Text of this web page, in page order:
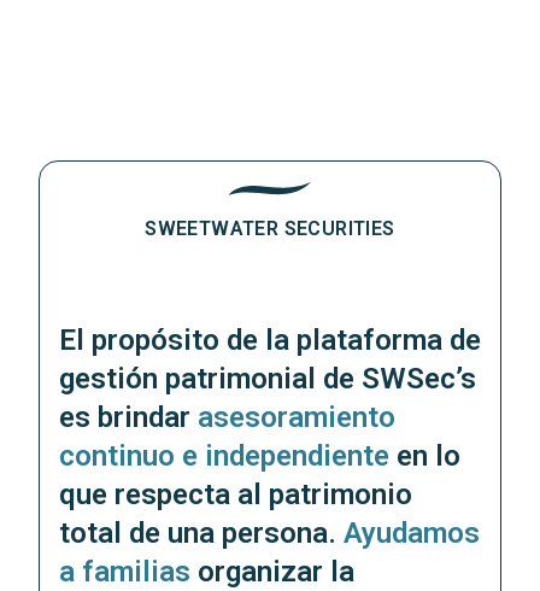
SWEETWATER SECURITIES
El propósito de la plataforma de
gestión patrimonial de SWSec’s
es brindar asesoramiento
continuo e independiente en lo
que respecta al patrimonio
total de una persona. Ayudamos
a familias organizar la